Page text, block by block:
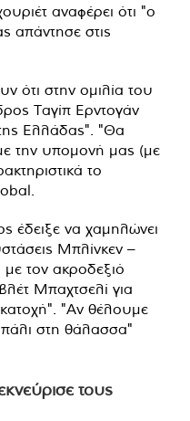
αναφέρει ότι "ο
απάντησε στις
ότι στην ομιλία του
Ταγίπ Ερντογάν
της Ελλάδας". "Θα
την υπομονή μας (με
το
έδειξε να χαμηλώνει
Μπλίνκεν –
με τον ακροδεξιό
Μπαχτσελί για
"Αν θέλουμε
στη θάλασσα"
τους